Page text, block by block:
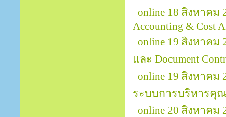
online 18 สิงหาค
Accounting & Cost
online 19 สิงหาคม
และ Document
online 19 สิงหาคม
ระบบการบริหารคุณ
online 20 สิงหาค